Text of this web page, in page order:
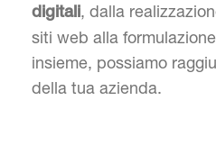
digitali, dalla
siti web alla
insieme, possiamo
della tua azienda.